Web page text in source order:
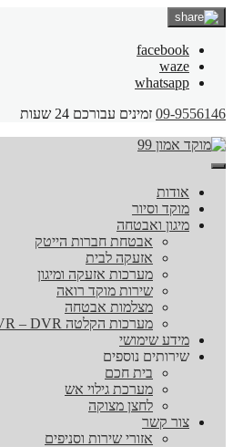
facebook
waze
whatsapp
09-9556146 זמינים עבורכם 24 שעות
אודות
מוקד וסיור
מיגון ואבטחה
אבטחת חברות הייטק
אזעקה לבית
מערכות אזעקה ומיגון
שירות מוקד רואה
מצלמות אבטחה
מערכות הקלטה NVR – DVR
מידע שימושי
שירותים נוספים
בית חכם
מערכת גילוי אש
לחצן מצוקה
צור קשר
אזורי שירות וסניפים